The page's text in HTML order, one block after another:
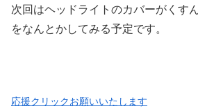
次回はヘッドライトのカバーがくす
をなんとかしてみる予定です。
応援クリックお願いいたします